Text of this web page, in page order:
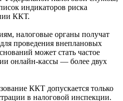
индикаторов риска
ККТ.
налоговые органы получат
проведения внеплановых
может стать частое
онлайн-кассы — более двух
ККТ допускается только
в налоговой инспекции.